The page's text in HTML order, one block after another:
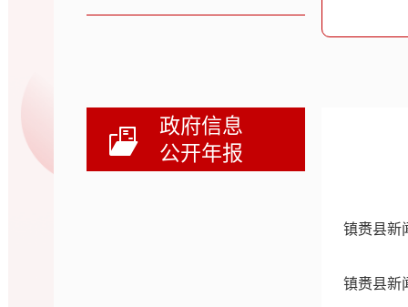
政府信息
公开年报
镇赉县新
镇赉县新